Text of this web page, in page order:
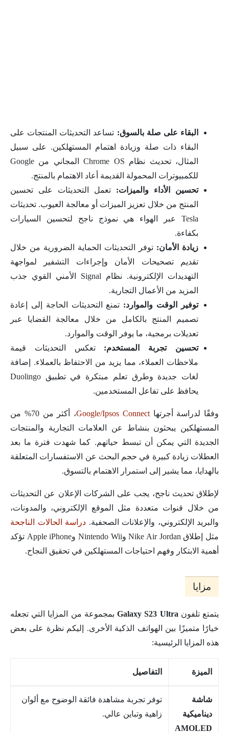
البقاء على صلة بالسوق: تساعد التحديثات المنتجات على
البقاء ذات صلة وزيادة اهتمام المستهلكين. على سبيل
المثال، تحديث نظام Chrome OS المجاني من Google
للكمبيوترات المحمولة القديمة أعاد الاهتمام بالمنتج.
تحسين الأداء والميزات: تعمل التحديثات على تحسين
المنتج من خلال تعزيز الميزات أو معالجة العيوب. تحديثات
Tesla عبر الهواء هي نموذج ناجح لتحسين السيارات
بكفاءة.
زيادة الأمان: توفر التحديثات الحماية الضرورية من خلال
تقديم تصحيحات الأمان وإجراءات التشفير لمواجهة
التهديدات الإلكترونية. نظام Signal الأمني القوي جذب
المزيد من الأعمال التجارية.
توفير الوقت والموارد: تمنع التحديثات الحاجة إلى إعادة
تصميم المنتج بالكامل من خلال معالجة القضايا عبر
تعديلات برمجية، ما يوفر الوقت والموارد.
تحسين تجربة المستخدم: تعكس التحديثات قيمة
ملاحظات العملاء، مما يزيد من الاحتفاظ بالعملاء. إضافة
لغات جديدة وطرق تعلم مبتكرة في تطبيق Duolingo
يحافظ على تفاعل المستخدمين.
وفقًا لدراسة أجرتهاGoogle/Ipsos Connect
، أكثر من 70% من
المستهلكين يبحثون بنشاط عن العلامات التجارية والمنتجات
الجديدة التي يمكن أن تبسط حياتهم. كما شهدت فترة ما بعد
العطلات زيادة كبيرة في حجم البحث عن الاستفسارات المتعلقة
بالهدايا، مما يشير إلى استمرار الاهتمام بالتسوق.
لإطلاق تحديث ناجح، يجب على الشركات الإعلان عن التحديثات
من خلال قنوات متعددة مثل الموقع الإلكتروني، والمدونات،
والبريد الإلكتروني، والإعلانات الصحفية. دراسة الحالات الناجحة
مثل إطلاق Nike Air Jordan وNintendo Wii وApple iPhone تؤكد
أهمية الابتكار وفهم احتياجات المستهلكين في تحقيق النجاح.
مزايا
يتمتع تلفون Galaxy S23 Ultra
بمجموعة من المزايا التي تجعله
خيارًا متميزًا بين الهواتف الذكية الأخرى. إليكم نظرة على بعض
هذه المزايا الرئيسية:
الميزة التفاصيل
شاشة
ديناميكية
AMOLED
توفر تجربة مشاهدة فائقة الوضوح مع ألوان
زاهية وتباين عالي.